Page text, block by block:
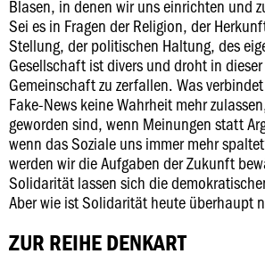
Blasen, in denen wir uns einrichten und
Sei es in Fragen der Religion, der
Stellung, der politischen Haltung, des
Gesellschaft ist divers und droht in
Gemeinschaft zu zerfallen. Was
Fake-News keine Wahrheit mehr
geworden sind, wenn Meinungen statt
wenn das Soziale uns immer mehr
werden wir die Aufgaben der Zukunft
Solidarität lassen sich die
Aber wie ist Solidarität heute überhaupt
ZUR REIHE DENKART